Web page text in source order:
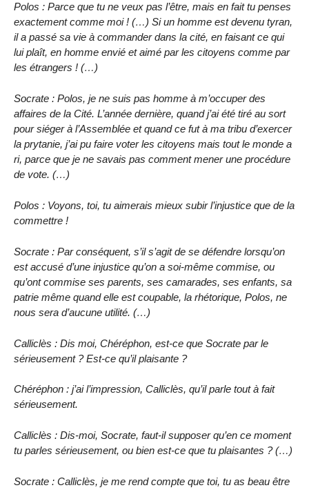
Polos : Parce que tu ne veux pas l’être, mais en fait tu penses
exactement comme moi ! (…) Si un homme est devenu tyran,
il a passé sa vie à commander dans la cité, en faisant ce qui
lui plaît, en homme envié et aimé par les citoyens comme par
les étrangers ! (…)
Socrate : Polos, je ne suis pas homme à m’occuper des
affaires de la Cité. L’année dernière, quand j’ai été tiré au sort
pour siéger à l’Assemblée et quand ce fut à ma tribu d’exercer
la prytanie, j’ai pu faire voter les citoyens mais tout le monde a
ri, parce que je ne savais pas comment mener une procédure
de vote. (…)
Polos : Voyons, toi, tu aimerais mieux subir l’injustice que de la
commettre !
Socrate : Par conséquent, s’il s’agit de se défendre lorsqu’on
est accusé d’une injustice qu’on a soi-même commise, ou
qu’ont commise ses parents, ses camarades, ses enfants, sa
patrie même quand elle est coupable, la rhétorique, Polos, ne
nous sera d’aucune utilité. (…)
Calliclès : Dis moi, Chéréphon, est-ce que Socrate par le
sérieusement ? Est-ce qu’il plaisante ?
Chéréphon : j’ai l’impression, Calliclès, qu’il parle tout à fait
sérieusement.
Calliclès : Dis-moi, Socrate, faut-il supposer qu’en ce moment
tu parles sérieusement, ou bien est-ce que tu plaisantes ? (…)
Socrate : Calliclès, je me rend compte que toi, tu as beau être